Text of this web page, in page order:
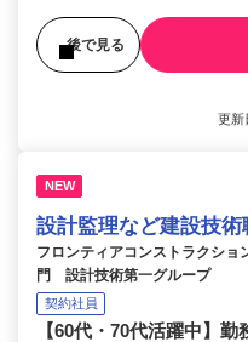
後で見る
更新
NEW
設計監理など建設技術
フロンティアコンストラクシ
門 設計技術第一グループ
契約社員
【60代・70代活躍中】